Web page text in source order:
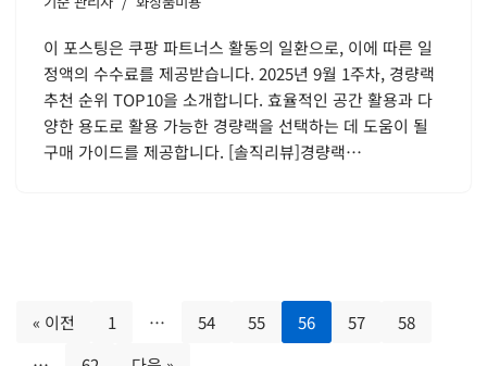
이 포스팅은 쿠팡 파트너스 활동의 일환으로, 이에 따른 일
정액의 수수료를 제공받습니다. 2025년 9월 1주차, 경량랙
추천 순위 TOP10을 소개합니다. 효율적인 공간 활용과 다
양한 용도로 활용 가능한 경량랙을 선택하는 데 도움이 될
구매 가이드를 제공합니다. [솔직리뷰]경량랙…
« 이전 1 … 54 55 56 57
58